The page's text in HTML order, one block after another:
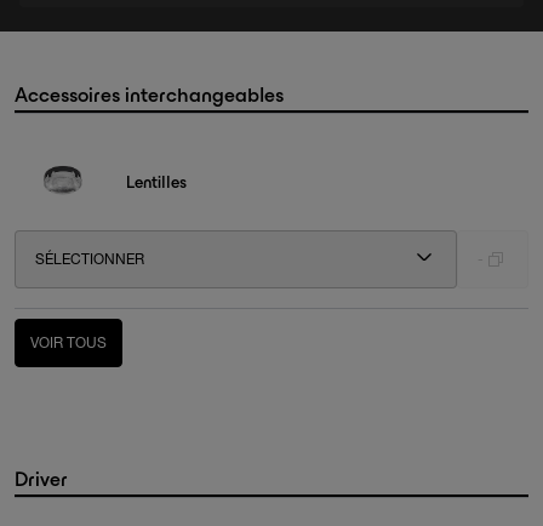
Accessoires interchangeables
Lentilles
SÉLECTIONNER
VOIR TOUS
Driver